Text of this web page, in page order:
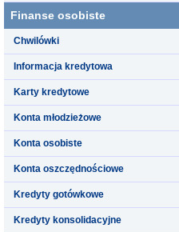
Finanse osobiste
Chwilówki
Informacja kredytowa
Karty kredytowe
Konta młodzieżowe
Konta osobiste
Konta oszczędnościowe
Kredyty gotówkowe
Kredyty konsolidacyjne